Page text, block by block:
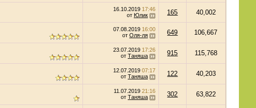
16.10.2019 17:46
от Юлик 165 40,002
07.08.2019 16:00
от Оля-ля 649 106,667
23.07.2019 17:26
от Таняша 915 115,768
12.07.2019 07:17
от Таняша 122 40,203
11.07.2019 21:16
от Таняша 302 63,822